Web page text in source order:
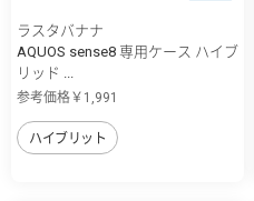
ラスタバナナ
AQUOS sense8 専用ケース ハイブ
リッド ...
参考価格￥1,991
ハイブリット